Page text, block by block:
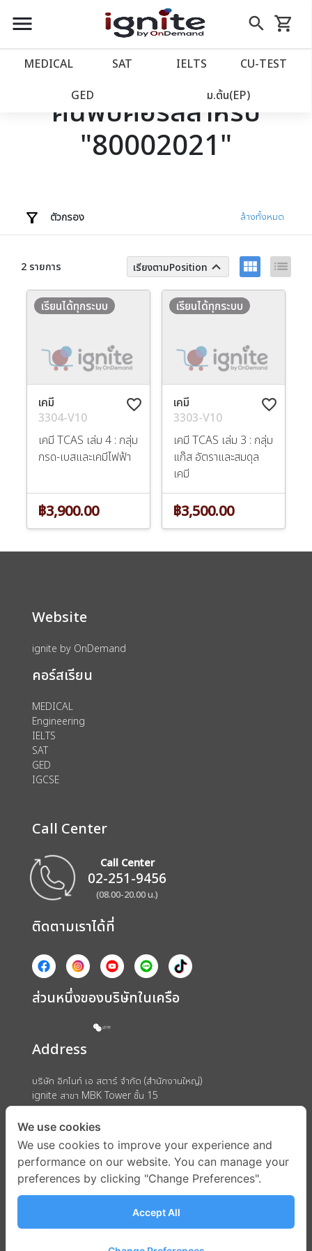
close
account_balance หน้าแรก
เว็บไซต์อิกไนท์
โปรโมชั่น
account_circle เข้าสู่ระบบ
menu search
Skip
to
shopping_cart
รถเข็น
MEDICAL SAT IELTS CU‑TEST
GED ม.ต้น(EP)
ค้นพบคอร์สสำหรับ
"80002021"
ตัวกรอง ล้างทั้งหมด
2 รายการ เรียงตามPosition keyboard_arrow_up view_module list
favorite_border
เคมี
3304-V10
เคมี TCAS เล่ม 4 : กลุ่ม
กรด-เบสและเคมีไฟฟ้า
เรียนได้ทุกระบบ
฿3,900.00
favorite_border
เคมี
3303-V10
เคมี TCAS เล่ม 3 : กลุ่ม
แก๊ส อัตราและสมดุล
เคมี
เรียนได้ทุกระบบ
฿3,500.00
Website
ignite by OnDemand
คอร์สเรียน
MEDICAL
Engineering
IELTS
SAT
GED
IGCSE
Call Center
Call Center
02-251-9456
(08.00-20.00 น.)
ติดตามเราได้ที่
ส่วนหนึ่งของบริษัทในเครือ
Address
บริษัท อิกไนท์ เอ สตาร์ จำกัด (สำนักงานใหญ่)
ignite สาขา MBK Tower ชั้น 15
ถนนพญาไท แขวงวังใหม่ เขตปทุมวัน กรุงเทพมหานคร 10330
We use cookies
We use cookies to improve your experience and
performance on our website. You can manage your
preferences by clicking "Change Preferences".
Accept All